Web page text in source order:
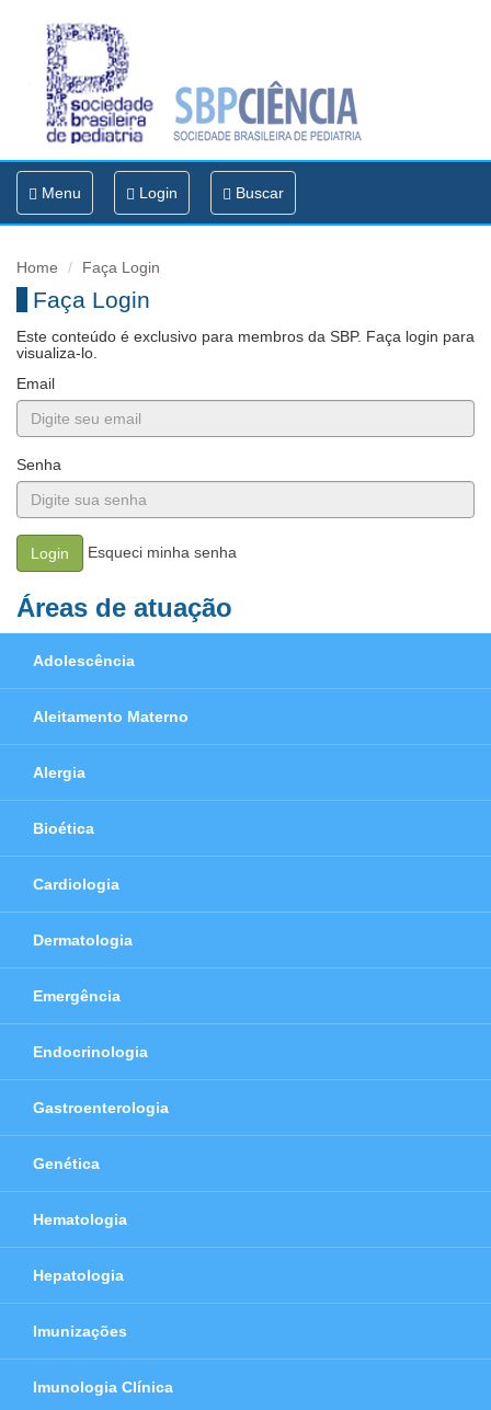
Toggle
navigation
Menu Login Buscar
Home Faça Login
Faça Login
Este conteúdo é exclusivo para membros da SBP. Faça login para
visualiza-lo.
Email
Senha
Login Esqueci minha senha
Áreas de atuação
Adolescência
Aleitamento Materno
Alergia
Bioética
Cardiologia
Dermatologia
Emergência
Endocrinologia
Gastroenterologia
Genética
Hematologia
Hepatologia
Imunizações
Imunologia Clínica